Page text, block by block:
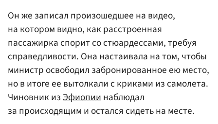
Он же записал произошедшее на видео,
на котором видно, как расстроенная
пассажирка спорит со стюардессами, требуя
справедливости. Она настаивала на том, чтобы
министр освободил забронированное ею место,
но в итоге ее вытолкали с криками из самолета.
Чиновник изЭфиопии наблюдал
за происходящим и остался сидеть на месте.